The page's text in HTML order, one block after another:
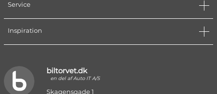
Service
Inspiration
biltorvet.dk
en del af Auto IT A/S
Skagensgade 1